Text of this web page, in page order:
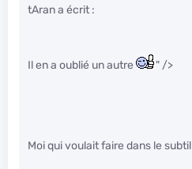
tAran a écrit :
Il en a oublié un autre " />
Moi qui voulait faire dans le subtil